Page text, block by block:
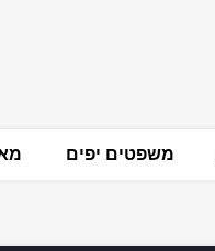
משפטים יפים